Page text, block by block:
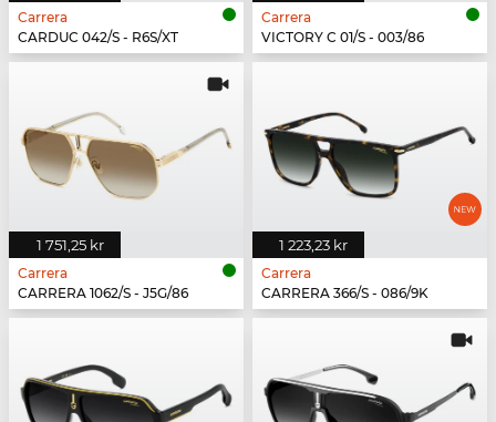
Carrera
CARDUC 042/S - R6S/XT
Carrera
VICTORY C 01/S - 003/86
1 751,25 kr
Carrera
CARRERA 1062/S - J5G/86
1 223,23 kr
Carrera
CARRERA 366/S - 086/9K